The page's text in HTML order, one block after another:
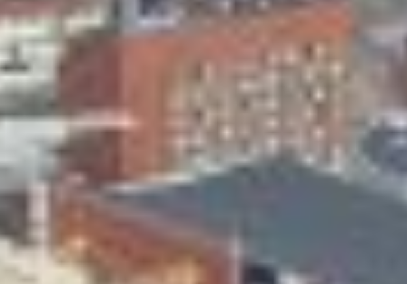
Skeittihalli
Varhaiskasvatus
Ateria- ja välipalamaksut
Mämminiemi
Taideapteekki